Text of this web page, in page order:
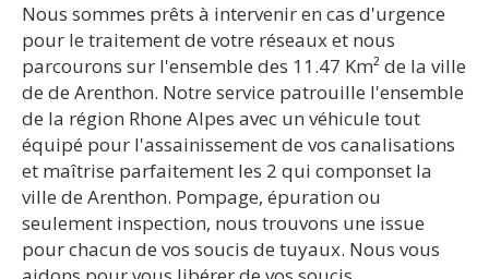
Nous sommes prêts à intervenir en cas d'urgence
pour le traitement de votre réseaux et nous
parcourons sur l'ensemble des 11.47 Km² de la ville
de de Arenthon. Notre service patrouille l'ensemble
de la région Rhone Alpes avec un véhicule tout
équipé pour l'assainissement de vos canalisations
et maîtrise parfaitement les 2 qui componset la
ville de Arenthon. Pompage, épuration ou
seulement inspection, nous trouvons une issue
pour chacun de vos soucis de tuyaux. Nous vous